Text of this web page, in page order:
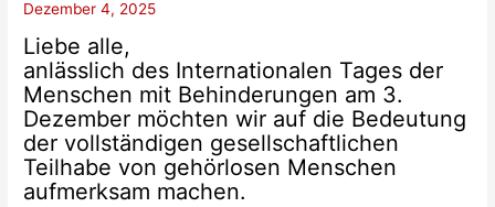
Dezember 4, 2025
Liebe alle,
anlässlich des Internationalen Tages der
Menschen mit Behinderungen am 3.
Dezember möchten wir auf die Bedeutung
der vollständigen gesellschaftlichen
Teilhabe von gehörlosen Menschen
aufmerksam machen.